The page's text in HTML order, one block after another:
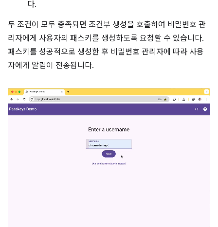
다.
두 조건이 모두 충족되면 조건부 생성을 호출하여 비밀번호 관
리자에게 사용자의 패스키를 생성하도록 요청할 수 있습니다.
패스키를 성공적으로 생성한 후 비밀번호 관리자에 따라 사용
자에게 알림이 전송됩니다.